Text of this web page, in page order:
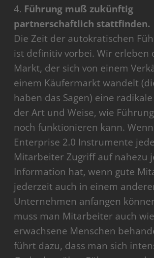
4. Führung muß zukünftig
partnerschaftlich stattfinden.
Die Zeit der autokratischen
ist definitiv vorbei. Wir erleben
Markt, der sich von einem
einem Käufermarkt wandelt
haben das Sagen) eine
der Art und Weise, wie
noch funktionieren kann.
Enterprise 2.0 Instrumente
Mitarbeiter Zugriff auf nahezu
Information hat, wenn gute
jederzeit auch in einem
Unternehmen anfangen
muss man Mitarbeiter auch wie
erwachsene Menschen
führt dazu, dass man sich